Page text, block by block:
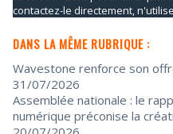
contactez-le directement,
DANS LA MÊME RUBRIQUE :
Wavestone renforce son
31/07/2026
Assemblée nationale : le
numérique préconise la